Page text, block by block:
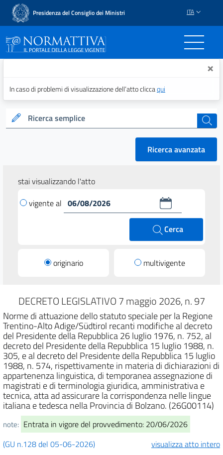
Presidenza del Consiglio dei Ministri ITA
Normattiva - Il portale ×
In caso di problemi di visualizzazione dell’atto cliccaqui
Ricerca semplice cerca
Ricerca avanzata
stai visualizzando l'atto
vigente al
Cerca
originario multivigente
DECRETO LEGISLATIVO 7 maggio 2026, n. 97
Norme di attuazione dello statuto speciale per la Regione
Trentino-Alto Adige/Südtirol recanti modifiche al decreto
del Presidente della Repubblica 26 luglio 1976, n. 752, al
decreto del Presidente della Repubblica 15 luglio 1988, n.
305, e al decreto del Presidente della Repubblica 15 luglio
1988, n. 574, rispettivamente in materia di dichiarazioni di
appartenenza linguistica, di temporanea assegnazione di
magistrati e di terminologia giuridica, amministrativa e
tecnica, atta ad assicurare la corrispondenza nelle lingue
italiana e tedesca nella Provincia di Bolzano. (26G00114)
note: Entrata in vigore del provvedimento: 20/06/2026
(GU n.128 del 05-06-2026)
visualizza atto intero